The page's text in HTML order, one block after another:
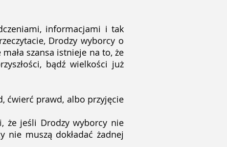
informacjami i tak
Drodzy wyborcy o
szansa istnieje na to, że
bądź wielkości już
ćwierć prawd, albo przyjęcie
że jeśli Drodzy wyborcy nie
muszą dokładać żadnej